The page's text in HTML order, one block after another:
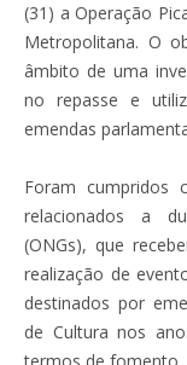
(31) a Operação
Metropolitana. O
âmbito de uma
no repasse e
emendas
Foram cumpridos
relacionados a
(ONGs), que
realização de
destinados por
de Cultura nos